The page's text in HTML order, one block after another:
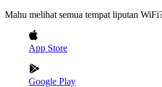
Mahu melihat semua tempat liputan
App Store
Google Play